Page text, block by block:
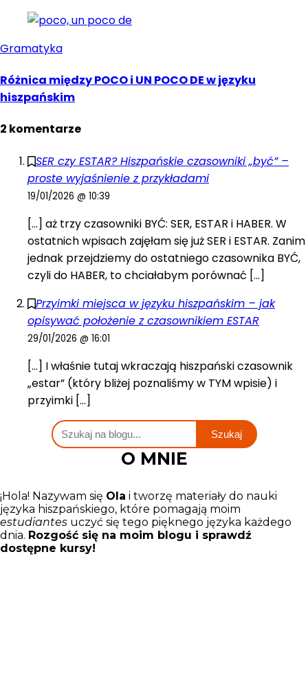
Gramatyka
Różnica między POCO i UN POCO DE w języku
hiszpańskim
2 komentarze
SER czy ESTAR? Hiszpańskie czasowniki „być” –
proste wyjaśnienie z przykładami
19/01/2026 @ 10:39
[…] aż trzy czasowniki BYĆ: SER, ESTAR i HABER. W
ostatnich wpisach zajęłam się już SER i ESTAR. Zanim
jednak przejdziemy do ostatniego czasownika BYĆ,
czyli do HABER, to chciałabym porównać […]
Przyimki miejsca w języku hiszpańskim – jak
opisywać położenie z czasownikiem ESTAR
29/01/2026 @ 16:01
[…] I właśnie tutaj wkraczają hiszpański czasownik
„estar” (który bliżej poznaliśmy w TYM wpisie) i
przyimki […]
O MNIE
¡Hola! Nazywam się Ola i tworzę materiały do nauki
języka hiszpańskiego, które pomagają moim
estudiantes uczyć się tego pięknego języka każdego
dnia. Rozgość się na moim blogu i sprawdź
dostępne kursy!